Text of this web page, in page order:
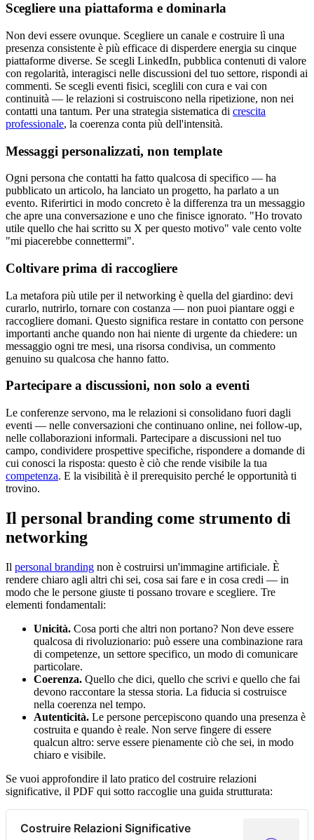
Scegliere una piattaforma e dominarla
Non devi essere ovunque. Scegliere un canale e costruire lì una
presenza consistente è più efficace di disperdere energia su cinque
piattaforme diverse. Se scegli LinkedIn, pubblica contenuti di valore
con regolarità, interagisci nelle discussioni del tuo settore, rispondi ai
commenti. Se scegli eventi fisici, sceglili con cura e vai con
continuità — le relazioni si costruiscono nella ripetizione, non nei
contatti una tantum. Per una strategia sistematica di crescita
professionale, la coerenza conta più dell'intensità.
Messaggi personalizzati, non template
Ogni persona che contatti ha fatto qualcosa di specifico — ha
pubblicato un articolo, ha lanciato un progetto, ha parlato a un
evento. Riferirtici in modo concreto è la differenza tra un messaggio
che apre una conversazione e uno che finisce ignorato. "Ho trovato
utile quello che hai scritto su X per questo motivo" vale cento volte
"mi piacerebbe connettermi".
Coltivare prima di raccogliere
La metafora più utile per il networking è quella del giardino: devi
curarlo, nutrirlo, tornare con costanza — non puoi piantare oggi e
raccogliere domani. Questo significa restare in contatto con persone
importanti anche quando non hai niente di urgente da chiedere: un
messaggio ogni tre mesi, una risorsa condivisa, un commento
genuino su qualcosa che hanno fatto.
Partecipare a discussioni, non solo a eventi
Le conferenze servono, ma le relazioni si consolidano fuori dagli
eventi — nelle conversazioni che continuano online, nei follow-up,
nelle collaborazioni informali. Partecipare a discussioni nel tuo
campo, condividere prospettive specifiche, rispondere a domande di
cui conosci la risposta: questo è ciò che rende visibile la tua
competenza. E la visibilità è il prerequisito perché le opportunità ti
trovino.
Il personal branding come strumento di
networking
Il personal branding non è costruirsi un'immagine artificiale. È
rendere chiaro agli altri chi sei, cosa sai fare e in cosa credi — in
modo che le persone giuste ti possano trovare e scegliere. Tre
elementi fondamentali:
Unicità. Cosa porti che altri non portano? Non deve essere
qualcosa di rivoluzionario: può essere una combinazione rara
di competenze, un settore specifico, un modo di comunicare
particolare.
Coerenza. Quello che dici, quello che scrivi e quello che fai
devono raccontare la stessa storia. La fiducia si costruisce
nella coerenza nel tempo.
Autenticità. Le persone percepiscono quando una presenza è
costruita e quando è reale. Non serve fingere di essere
qualcun altro: serve essere pienamente ciò che sei, in modo
chiaro e visibile.
Se vuoi approfondire il lato pratico del costruire relazioni
significative, il PDF qui sotto raccoglie una guida strutturata:
Costruire Relazioni Significative